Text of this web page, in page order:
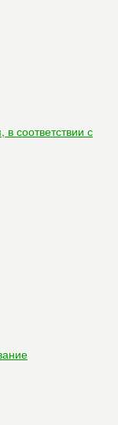
соответствии с